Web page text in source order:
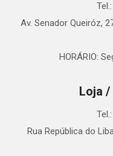
Av. Senador Queiróz,
HORÁRIO:
Loja
Rua República do